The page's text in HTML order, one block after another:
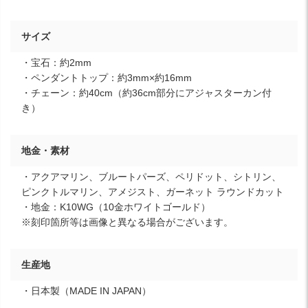
サイズ
・宝石：約2mm
・ペンダントトップ：約3mm×約16mm
・チェーン：約40cm（約36cm部分にアジャスターカン付
き）
地金・素材
・アクアマリン、ブルートパーズ、ペリドット、シトリン、
ピンクトルマリン、アメジスト、ガーネット ラウンドカット
・地金：K10WG（10金ホワイトゴールド）
※刻印箇所等は画像と異なる場合がございます。
生産地
・日本製（MADE IN JAPAN）